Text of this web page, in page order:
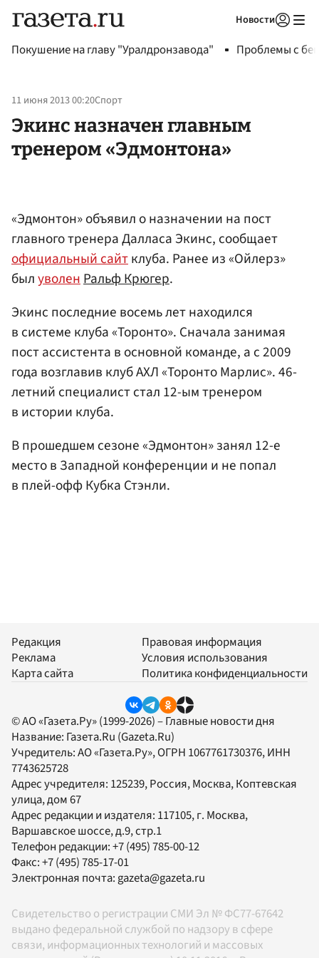
Новости
Покушение на главу "Уралдронзавода" Проблемы с
11 июня 2013 00:20Спорт
Экинс назначен главным
тренером «Эдмонтона»
«Эдмонтон» объявил о назначении на пост
главного тренера Далласа Экинс, сообщает
официальный сайтклуба. Ранее из «Ойлерз»
былуволенРальф Крюгер.
Экинс последние восемь лет находился
в системе клуба «Торонто». Сначала занимая
пост ассистента в основной команде, а с 2009
года возглавив клуб АХЛ «Торонто Марлис». 46-
летний специалист стал 12-ым тренером
в истории клуба.
В прошедшем сезоне «Эдмонтон» занял 12-е
место в Западной конференции и не попал
в плей-офф Кубка Стэнли.
Редакция
Реклама
Карта сайта
Правовая информация
Условия использования
Политика конфиденциальности
© АО «Газета.Ру» (1999-2026) – Главные новости дня
Название: Газета.Ru (Gazeta.Ru)
Учредитель:АО «Газета.Ру», ОГРН 1067761730376, ИНН
7743625728
Адрес учредителя: 125239, Россия, Москва, Коптевская
улица, дом 67
Адрес редакции и издателя: 117105, г. Москва,
Варшавское шоссе, д.9, стр.1
Телефон редакции:+7 (495) 785-00-12
Факс:+7 (495) 785-17-01
Электронная почта: gazeta@gazeta.ru
Свидетельство о регистрации СМИ Эл № ФС77-67642
выдано федеральной службой по надзору в сфере
связи, информационных технологий и массовых